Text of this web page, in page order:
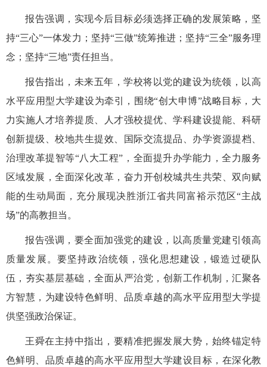
报告强调，实现今后目标必须选择正确的发展策略，坚
持“三心”一体发力；坚持“三做”统筹推进；坚持“三全”服务理
念；坚持“三地”责任担当。
报告指出，未来五年，学校将以党的建设为统领，以高
水平应用型大学建设为牵引，围绕“创大申博”战略目标，大
力实施人才培养提质、人才强校提优、学科建设提能、科研
创新提级、校地共生提效、国际交流提品、办学资源提档、
治理改革提智等“八大工程”，全面提升办学能力，全力服务
区域发展，全面深化改革，奋力开创校城共生共荣、双向赋
能的生动局面，充分展现决胜浙江省共同富裕示范区“主战
场”的高教担当。
报告强调，要全面加强党的建设，以高质量党建引领高
质量发展。要坚持政治统领，强化思想建设，锻造过硬队
伍，夯实基层基础，全面从严治党，创新工作机制，汇聚各
方智慧，为建设特色鲜明、品质卓越的高水平应用型大学提
供坚强政治保证。
王舜在主持中指出，要精准把握发展大势，始终锚定特
色鲜明、品质卓越的高水平应用型大学建设目标，在深化教